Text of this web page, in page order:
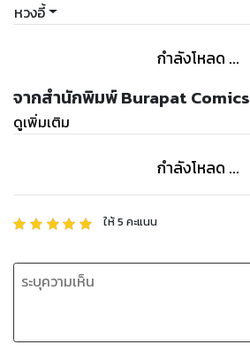
หวงอี้
กำลังโหลด ...
จากสำนักพิมพ์ Burapat Comics
ดูเพิ่มเติม
กำลังโหลด ...
ให้5 คะแนน